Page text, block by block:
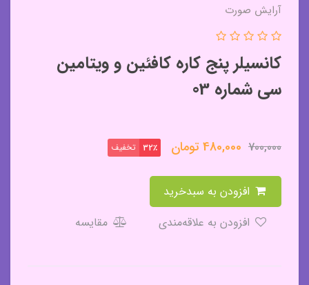
آرایش صورت
کانسیلر پنج کاره کافئین و ویتامین
سی شماره 03
700,000
480,000تومان 32٪ تخفیف
مقایسه